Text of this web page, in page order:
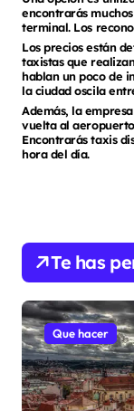
encontrarás
terminal. Los
Los precios están
taxistas que
hablan un poco de
la ciudad oscila
Además, la
vuelta al
Encontrarás taxis
hora del día.
Te has
Que hacer